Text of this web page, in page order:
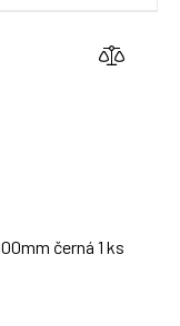
černá 1 ks